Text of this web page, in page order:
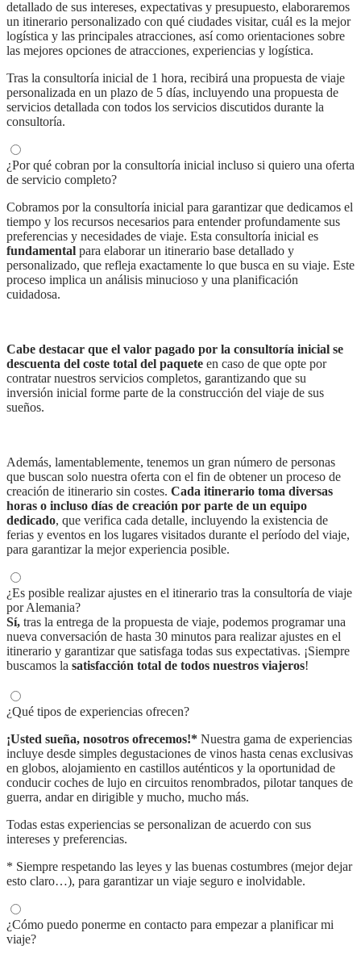
detallado de sus intereses, expectativas y presupuesto, elaboraremos
un itinerario personalizado con qué ciudades visitar, cuál es la mejor
logística y las principales atracciones, así como orientaciones sobre
las mejores opciones de atracciones, experiencias y logística.
Tras la consultoría inicial de 1 hora, recibirá una propuesta de viaje
personalizada en un plazo de 5 días, incluyendo una propuesta de
servicios detallada con todos los servicios discutidos durante la
consultoría.
¿Por qué cobran por la consultoría inicial incluso si quiero una oferta
de servicio completo?
Cobramos por la consultoría inicial para garantizar que dedicamos el
tiempo y los recursos necesarios para entender profundamente sus
preferencias y necesidades de viaje. Esta consultoría inicial es
fundamental para elaborar un itinerario base detallado y
personalizado, que refleja exactamente lo que busca en su viaje. Este
proceso implica un análisis minucioso y una planificación
cuidadosa.
Cabe destacar que el valor pagado por la consultoría inicial se
descuenta del coste total del paquete en caso de que opte por
contratar nuestros servicios completos, garantizando que su
inversión inicial forme parte de la construcción del viaje de sus
sueños.
Además, lamentablemente, tenemos un gran número de personas
que buscan solo nuestra oferta con el fin de obtener un proceso de
creación de itinerario sin costes. Cada itinerario toma diversas
horas o incluso días de creación por parte de un equipo
dedicado, que verifica cada detalle, incluyendo la existencia de
ferias y eventos en los lugares visitados durante el período del viaje,
para garantizar la mejor experiencia posible.
¿Es posible realizar ajustes en el itinerario tras la consultoría de viaje
por Alemania?
Sí, tras la entrega de la propuesta de viaje, podemos programar una
nueva conversación de hasta 30 minutos para realizar ajustes en el
itinerario y garantizar que satisfaga todas sus expectativas. ¡Siempre
buscamos la satisfacción total de todos nuestros viajeros!
¿Qué tipos de experiencias ofrecen?
¡Usted sueña, nosotros ofrecemos!* Nuestra gama de experiencias
incluye desde simples degustaciones de vinos hasta cenas exclusivas
en globos, alojamiento en castillos auténticos y la oportunidad de
conducir coches de lujo en circuitos renombrados, pilotar tanques de
guerra, andar en dirigible y mucho, mucho más.
Todas estas experiencias se personalizan de acuerdo con sus
intereses y preferencias.
* Siempre respetando las leyes y las buenas costumbres (mejor dejar
esto claro…), para garantizar un viaje seguro e inolvidable.
¿Cómo puedo ponerme en contacto para empezar a planificar mi
viaje?